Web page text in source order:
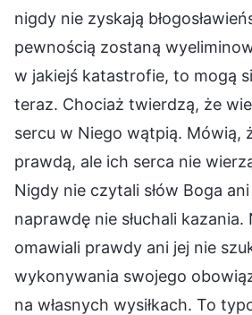
nigdy nie zyskają
pewnością zostaną
w jakiejś katastrofie, to mogą
teraz. Chociaż twierdzą, że
sercu w Niego wątpią. Mówią,
prawdą, ale ich serca nie
Nigdy nie czytali słów Boga
naprawdę nie słuchali kazania.
omawiali prawdy ani jej nie
wykonywania swojego
na własnych wysiłkach. To